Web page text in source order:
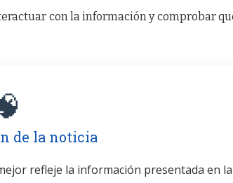
con la información y comprobar
de la noticia
refleje la información presentada en la